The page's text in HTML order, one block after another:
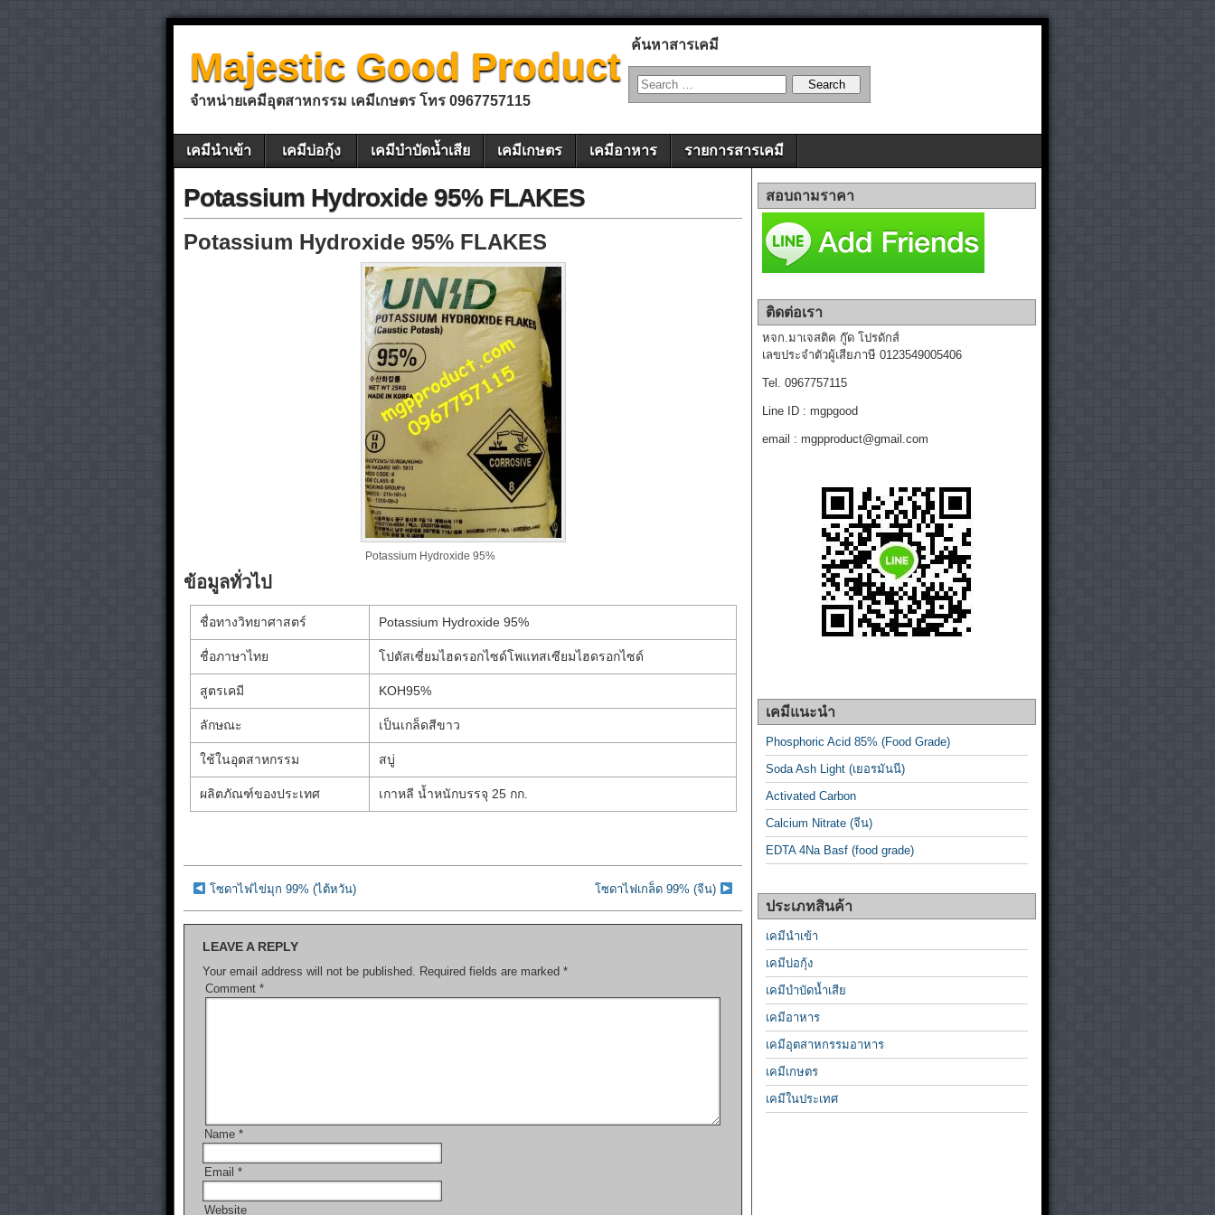
Majestic Good Product
จำหน่ายเคมีอุตสาหกรรม เคมีเกษตร โทร 0967757115
ค้นหาสารเคมี
เคมีนำเข้า เคมีบ่อกุ้ง เคมีบำบัดน้ำเสีย เคมีเกษตร เคมีอาหาร รายการสารเคมี
Potassium Hydroxide 95% FLAKES
Potassium Hydroxide 95% FLAKES
Potassium Hydroxide 95%
ข้อมูลทั่วไป
ชื่อทางวิทยาศาสตร์ Potassium Hydroxide 95%
ชื่อภาษาไทย โปตัสเซี่ยมไฮดรอกไซด์โพแทสเซียมไฮดรอกไซด์
สูตรเคมี KOH95%
ลักษณะ เป็นเกล็ดสีขาว
ใช้ในอุตสาหกรรม สบู่
ผลิตภัณฑ์ของประเทศ เกาหลี น้ำหนักบรรจุ 25 กก.
โซดาไฟไข่มุก 99% (ไต้หวัน) โซดาไฟเกล็ด 99% (จีน)
LEAVE A REPLY
Your email address will not be published. Required fields are marked *
Comment *
Name *
Email *
Website
สอบถามราคา
ติดต่อเรา
หจก.มาเจสติค กู๊ด โปรดักส์
เลขประจำตัวผู้เสียภาษี 0123549005406
Tel. 0967757115
Line ID : mgpgood
email : mgpproduct@gmail.com
เคมีแนะนำ
Phosphoric Acid 85% (Food Grade)
Soda Ash Light (เยอรมันนี)
Activated Carbon
Calcium Nitrate (จีน)
EDTA 4Na Basf (food grade)
ประเภทสินค้า
เคมีนำเข้า
เคมีบ่อกุ้ง
เคมีบำบัดน้ำเสีย
เคมีอาหาร
เคมีอุตสาหกรรมอาหาร
เคมีเกษตร
เคมีในประเทศ